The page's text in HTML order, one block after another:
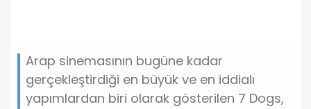
Arap sinemasının bugüne kadar
gerçekleştirdiği en büyük ve en iddialı
yapımlardan biri olarak gösterilen 7 Dogs,